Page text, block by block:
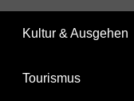
Kultur & Ausgehen
Tourismus